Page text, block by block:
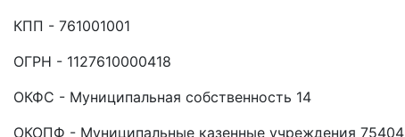
КПП - 761001001
ОГРН - 1127610000418
ОКФС - Муниципальная собственность 14
ОКОПФ - Муниципальные казенные учреждения 75404